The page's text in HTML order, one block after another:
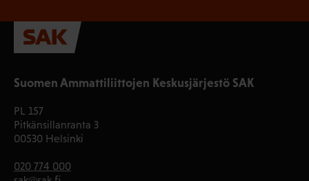
Suomen Ammattiliittojen Keskusjärjestö SAK
PL 157
Pitkänsillanranta 3
00530 Helsinki
020 774 000